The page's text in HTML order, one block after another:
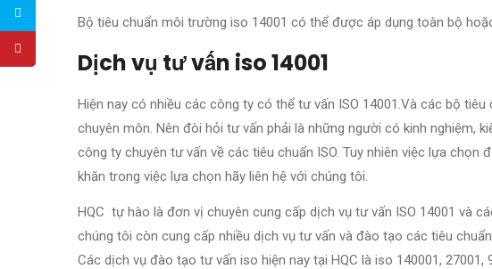
Bộ tiêu chuẩn môi trường iso 14001 có thể được áp dụng toàn bộ
Dịch vụ tư vấn iso 14001
Hiện nay có nhiều các công ty có thể tư vấn ISO 14001.Và các bộ
chuyên môn. Nên đòi hỏi tư vấn phải là những người có kinh nghiệm,
công ty chuyên tư vấn về các tiêu chuẩn ISO. Tuy nhiên việc lựa
khăn trong việc lựa chọn hãy liên hệ với chúng tôi.
HQC tự hào là đơn vị chuyên cung cấp dịch vụ tư vấn ISO 14001 và
chúng tôi còn cung cấp nhiều dịch vụ tư vấn và đào tạo các tiêu
Các dịch vụ đào tạo tư vấn iso hiện nay tại HQC là iso 140001, 27001,